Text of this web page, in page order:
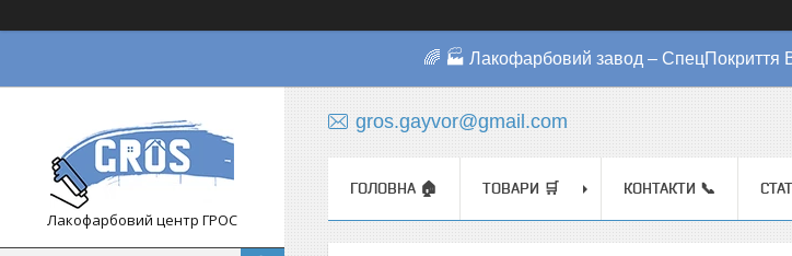
🌈 🏭 Лакофарбовий завод – СпецПокриття
Лакофарбовий центр ГРОС
gros.gayvor@gmail.com
ГОЛОВНА 🏠 ТОВАРИ 🛒 КОНТАКТИ 📞